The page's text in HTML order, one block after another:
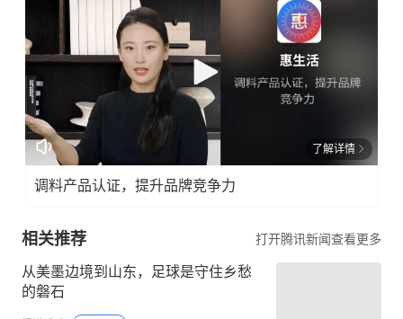
了解详情
调料产品认证，提升品牌竞争力
相关推荐 打开腾讯新闻查看更多
从美墨边境到山东，足球是守住乡愁
的磐石